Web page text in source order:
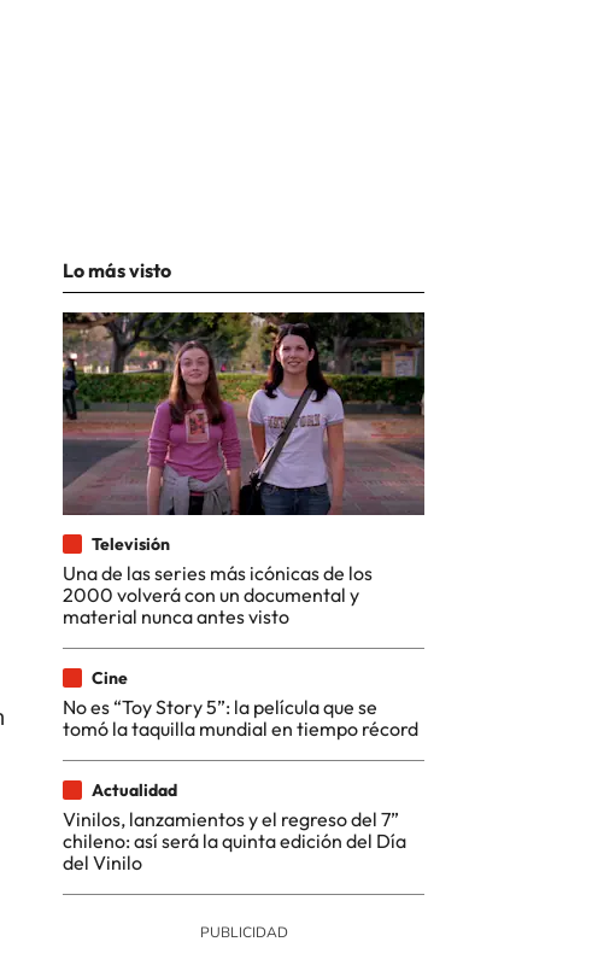
Lo más visto
Televisión
Una de las series más icónicas de los
2000 volverá con un documental y
material nunca antes visto
Cine
No es “Toy Story 5”: la película que se
tomó la taquilla mundial en tiempo récord
Actualidad
Vinilos, lanzamientos y el regreso del 7”
chileno: así será la quinta edición del Día
del Vinilo